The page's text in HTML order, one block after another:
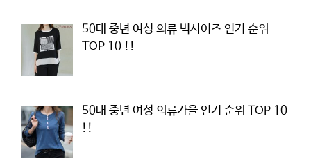
50대 중년 여성 의류 빅사이즈 인기 순위
TOP 10 !!
50대 중년 여성 의류가을 인기 순위 TOP 10
!!